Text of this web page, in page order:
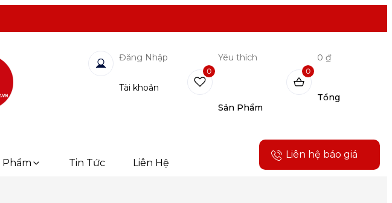
Đăng Nhập
Tài khoản
Yêu thích
Sản Phẩm
0
Tổng
0 ₫
0
Phẩm Tin Tức Liên Hệ
Liên hệ báo giá